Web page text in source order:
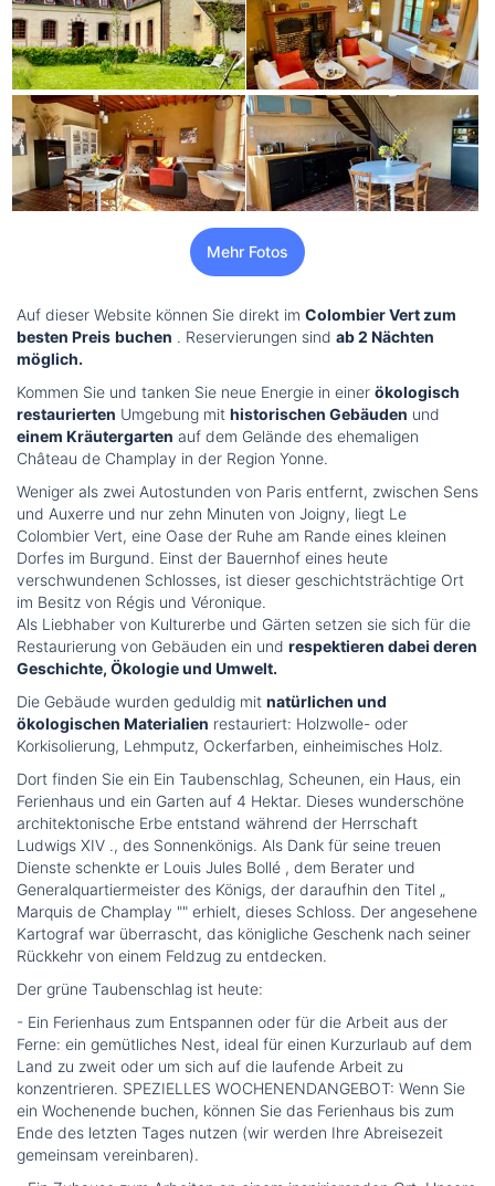
Mehr Fotos
Auf dieser Website können Sie direkt im Colombier Vert zum
besten Preis buchen . Reservierungen sind ab 2 Nächten
möglich.
Kommen Sie und tanken Sie neue Energie in einer ökologisch
restaurierten Umgebung mit historischen Gebäuden und
einem Kräutergarten auf dem Gelände des ehemaligen
Château de Champlay in der Region Yonne.
Weniger als zwei Autostunden von Paris entfernt, zwischen Sens
und Auxerre und nur zehn Minuten von Joigny, liegt Le
Colombier Vert, eine Oase der Ruhe am Rande eines kleinen
Dorfes im Burgund. Einst der Bauernhof eines heute
verschwundenen Schlosses, ist dieser geschichtsträchtige Ort
im Besitz von Régis und Véronique.
Als Liebhaber von Kulturerbe und Gärten setzen sie sich für die
Restaurierung von Gebäuden ein und respektieren dabei deren
Geschichte, Ökologie und Umwelt.
Die Gebäude wurden geduldig mit natürlichen und
ökologischen Materialien restauriert: Holzwolle- oder
Korkisolierung, Lehmputz, Ockerfarben, einheimisches Holz.
Dort finden Sie ein Ein Taubenschlag, Scheunen, ein Haus, ein
Ferienhaus und ein Garten auf 4 Hektar. Dieses wunderschöne
architektonische Erbe entstand während der Herrschaft
Ludwigs XIV ., des Sonnenkönigs. Als Dank für seine treuen
Dienste schenkte er Louis Jules Bollé , dem Berater und
Generalquartiermeister des Königs, der daraufhin den Titel „
Marquis de Champlay "" erhielt, dieses Schloss. Der angesehene
Kartograf war überrascht, das königliche Geschenk nach seiner
Rückkehr von einem Feldzug zu entdecken.
Der grüne Taubenschlag ist heute:
- Ein Ferienhaus zum Entspannen oder für die Arbeit aus der
Ferne: ein gemütliches Nest, ideal für einen Kurzurlaub auf dem
Land zu zweit oder um sich auf die laufende Arbeit zu
konzentrieren. SPEZIELLES WOCHENENDANGEBOT: Wenn Sie
ein Wochenende buchen, können Sie das Ferienhaus bis zum
Ende des letzten Tages nutzen (wir werden Ihre Abreisezeit
gemeinsam vereinbaren).